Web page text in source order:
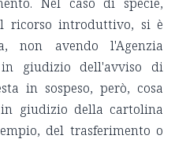
ricorso introduttivo, si è
non avendo l'Agenzia
giudizio dell'avviso di
in sospeso, però, cosa
giudizio della cartolina
del trasferimento o